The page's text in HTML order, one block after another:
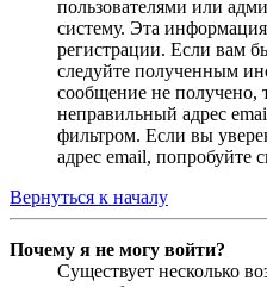
пользователями или
систему. Эта
регистрации. Если вам
следуйте полученным
сообщение не получено,
неправильный адрес
фильтром. Если вы
адрес email, попробуйте
Вернуться к началу
Почему я не могу войти?
Существует несколько